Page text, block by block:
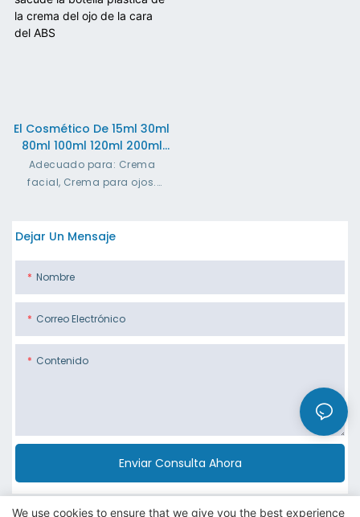
El Cosmético De 15ml 30ml
80ml 100ml 120ml 200ml
Sacude La Botella Plástica
De La Crema Del Ojo De La
Adecuado para: Crema
facial, Crema para ojos.
200ml
Material de la tapa: PP, ABS
personalización de logotipos
e impresiones
Dejar Un Mensaje
Nombre
Correo Electrónico
Contenido
Enviar Consulta Ahora
We use cookies to ensure that we give you the best experience